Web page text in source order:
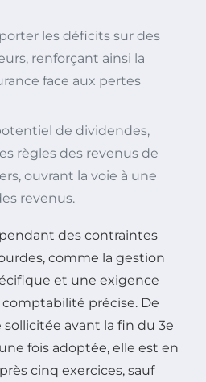
les déficits sur des
renforçant ainsi la
face aux pertes
de dividendes,
règles des revenus de
ouvrant la voie à une
revenus.
des contraintes
comme la gestion
et une exigence
précise. De
avant la fin du 3e
fois adoptée, elle est en
cinq exercices, sauf